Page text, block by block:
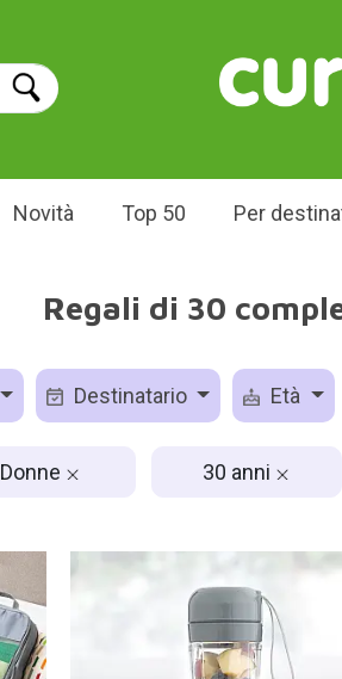
Novità Top 50 Per
Regali di 30
Destinatario Età
Donne 30 anni